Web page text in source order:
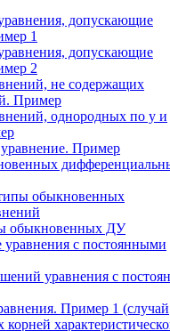
допускающие
1
допускающие
2
не содержащих
Пример
однородных по у и
Пример
обыкновенных
обыкновенных ДУ
с постоянными
уравнения с
Пример 1 (случай